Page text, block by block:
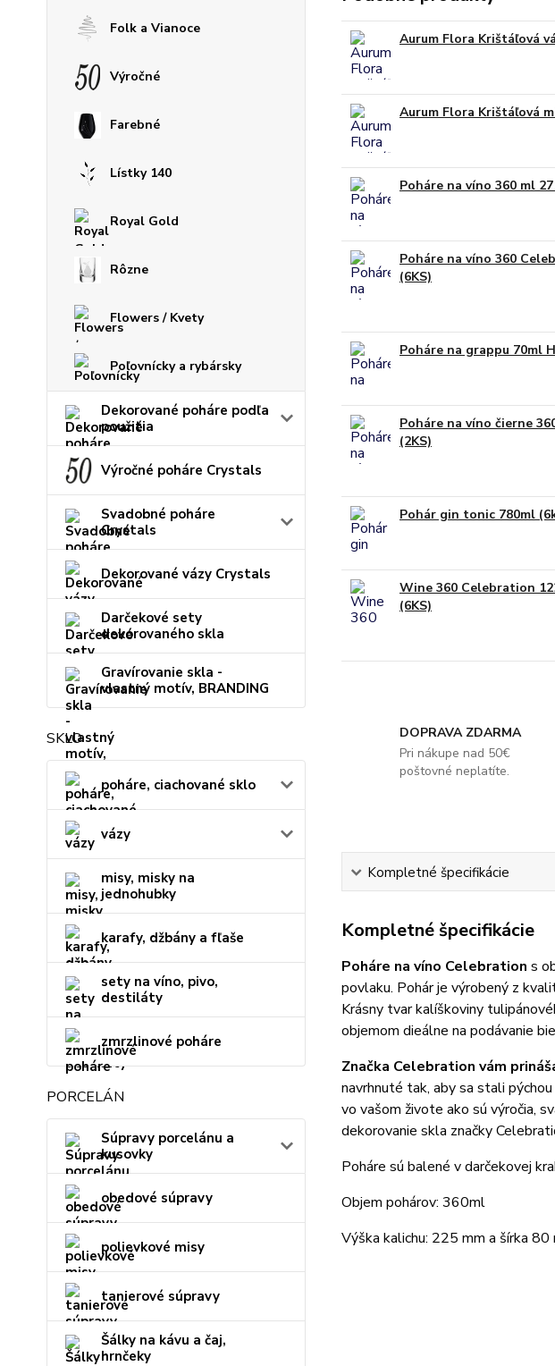
Folk a Vianoce
Výročné
Farebné
Lístky 140
Royal Gold
Rôzne
Flowers / Kvety
Poľovnícky a rybársky
Dekorované poháre podľa
použitia
Výročné poháre Crystals
Svadobné poháre
Crystals
Dekorované vázy Crystals
Darčekové sety
dekorovaného skla
Gravírovanie skla -
vlastný motív, BRANDING
SKLO
poháre, ciachované sklo
vázy
misy, misky na
jednohubky
karafy, džbány a fľaše
sety na víno, pivo,
destiláty
zmrzlinové poháre
PORCELÁN
Súpravy porcelánu a
kusovky
obedové súpravy
polievkové misy
tanierové súpravy
Šálky na kávu a čaj,
hrnčeky
Aurum Flora Krištáľová
Aurum Flora Krištáľová
Poháre na víno 360 ml
Poháre na víno 360
(6KS)
Poháre na grappu 70ml
Poháre na víno čierne
(2KS)
Pohár gin tonic 780ml
Wine 360 Celebration
(6KS)
DOPRAVA ZDARMA
Pri nákupe nad 50€
poštovné neplatíte.
Kompletné špecifikácie
Kompletné špecifikácie
Poháre na víno Celebration s
povlaku. Pohár je výrobený z
Krásny tvar kalíškoviny
objemom dieálne na podávanie
Značka Celebration vám
navrhnuté tak, aby sa stali
vo vašom živote ako sú výročia,
dekorovanie skla značky
Poháre sú balené v darčekovej
Objem pohárov: 360ml
Výška kalichu: 225 mm a šírka 80